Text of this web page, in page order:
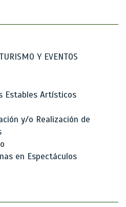
Y EVENTOS
Estables Artísticos
y/o Realización de
en Espectáculos